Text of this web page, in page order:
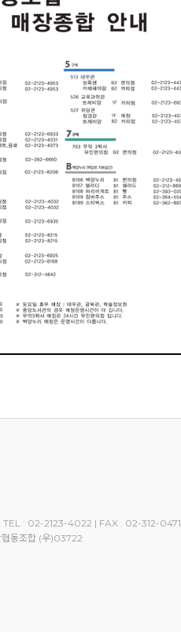
| TEL : 02-2123-4022 | FAX : 02-312-0471
협동조합 (우)03722